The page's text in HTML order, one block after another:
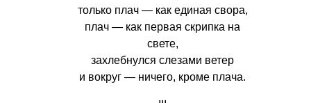
только плач — как единая свора,
плач — как первая скрипка на
свете,
захлебнулся слезами ветер
и вокруг — ничего, кроме плача.